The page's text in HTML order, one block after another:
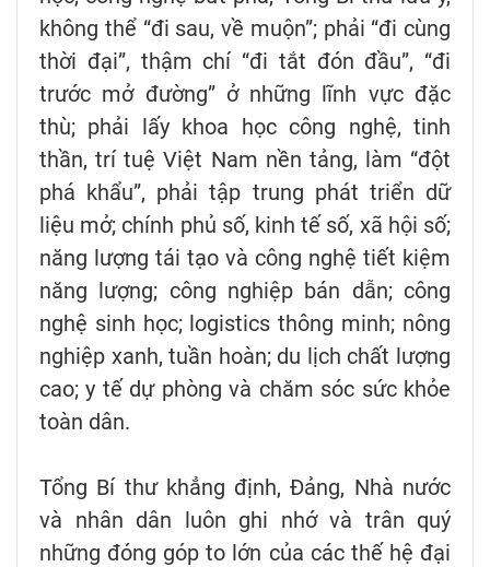
không thể “đi sau, về muộn”; phải “đi cùng
thời đại”, thậm chí “đi tắt đón đầu”, “đi
trước mở đường” ở những lĩnh vực đặc
thù; phải lấy khoa học công nghệ, tinh
thần, trí tuệ Việt Nam nền tảng, làm “đột
phá khẩu”, phải tập trung phát triển dữ
liệu mở; chính phủ số, kinh tế số, xã hội số;
năng lượng tái tạo và công nghệ tiết kiệm
năng lượng; công nghiệp bán dẫn; công
nghệ sinh học; logistics thông minh; nông
nghiệp xanh, tuần hoàn; du lịch chất lượng
cao; y tế dự phòng và chăm sóc sức khỏe
toàn dân.
Tổng Bí thư khẳng định, Đảng, Nhà nước
và nhân dân luôn ghi nhớ và trân quý
những đóng góp to lớn của các thế hệ đại